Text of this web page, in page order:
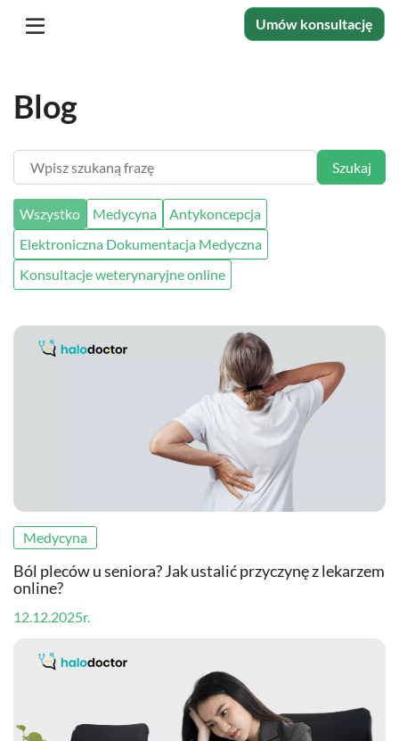
Umów konsultację
Blog
Wpisz szukaną frazę Szukaj
Wszystko Medycyna
Antykoncepcja
Elektroniczna Dokumentacja Medyczna
Konsultacje weterynaryjne online
Medycyna
Ból pleców u seniora? Jak ustalić przyczynę z lekarzem
online?
12.12.2025r.